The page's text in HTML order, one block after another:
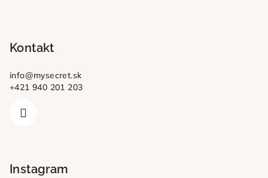
Kontakt
info@mysecret.sk
+421 940 201 203
Instagram